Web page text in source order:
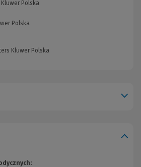
Polska
Polska
Kluwer Polska